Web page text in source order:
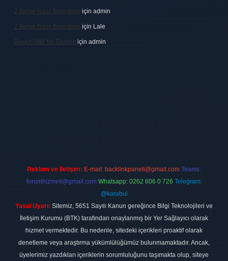
2 Belge Nasıl Birleştirilir için admin
2 Belge Nasıl Birleştirilir için Lale
Baskın Alel Ne Demek için admin
Reklam ve İletişim: E-mail: backlinkpaneli@gmail.com Teams:
forumhizmeti@gmail.com Whatsapp: 0262 606 0 726 Telegram:
@karabul
Yasal Uyarı: Sitemiz, 5651 Sayılı Kanun gereğince Bilgi Teknolojileri ve
İletişim Kurumu (BTK) tarafından onaylanmış bir Yer Sağlayıcı olarak
hizmet vermektedir. Bu nedenle, sitedeki içerikleri proaktif olarak
denetleme veya araştırma yükümlülüğümüz bulunmamaktadır. Ancak,
üyelerimiz yazdıkları içeriklerin sorumluluğunu taşımakta olup, siteye